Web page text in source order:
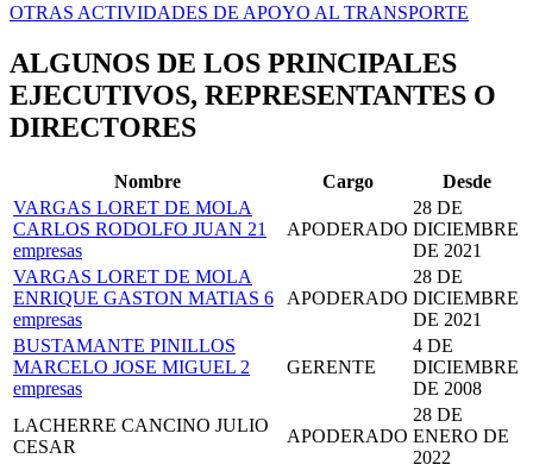
OTRAS ACTIVIDADES DE APOYO AL TRANSPORTE
ALGUNOS DE LOS PRINCIPALES
EJECUTIVOS, REPRESENTANTES O
DIRECTORES
Nombre Cargo
Desde
VARGAS LORET DE MOLA
CARLOS RODOLFO JUAN 21
empresas
APODERADO
28 DE
DICIEMBRE
DE 2021
VARGAS LORET DE MOLA
ENRIQUE GASTON MATIAS 6
empresas
APODERADO
28 DE
DICIEMBRE
DE 2021
BUSTAMANTE PINILLOS
MARCELO JOSE MIGUEL 2
empresas
GERENTE
4 DE
DICIEMBRE
DE 2008
LACHERRE CANCINO JULIO
CESAR
APODERADO
28 DE
ENERO DE
2022